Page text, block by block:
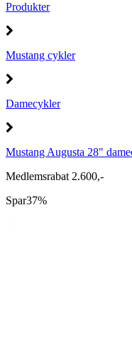
Produkter
Mustang cykler
Damecykler
Mustang Augusta 28"
Medlemsrabat 2.600,-
Spar37%